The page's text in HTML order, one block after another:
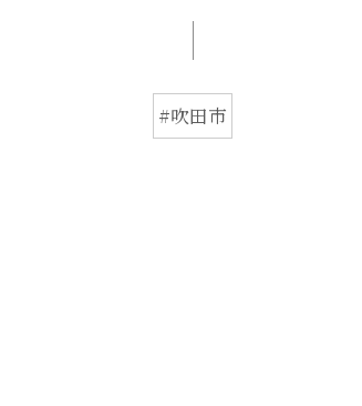
#吹田市